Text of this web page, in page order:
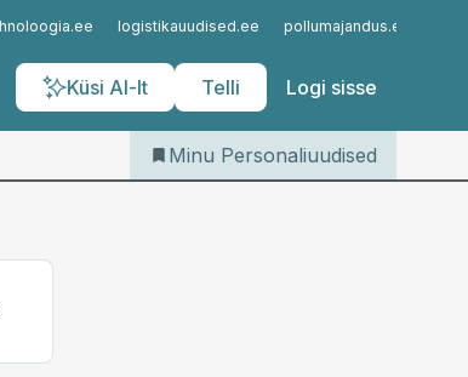
logistikauudised.ee pollumajandus.ee
Küsi AI-lt Telli Logi sisse
Iseteenindus
Telli Personaliuudised
Minu Personaliuudised